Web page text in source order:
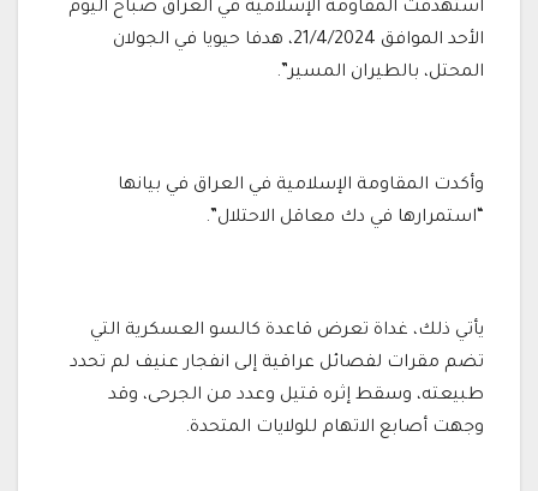
استهدفت المقاومة الإسلامية في العراق صباح اليوم
الأحد الموافق 21/4/2024، هدفا حيويا في الجولان
المحتل، بالطيران المسير”.
وأكدت المقاومة الإسلامية في العراق في بيانها
“استمرارها في دك معاقل الاحتلال”.
يأتي ذلك، غداة تعرض قاعدة كالسو العسكرية التي
تضم مقرات لفصائل عراقية إلى انفجار عنيف لم تحدد
طبيعته، وسقط إثره قتيل وعدد من الجرحى، وقد
وجهت أصابع الاتهام للولايات المتحدة.